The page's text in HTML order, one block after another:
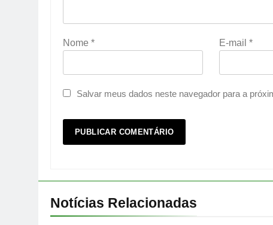
Nome * E-mail *
Salvar meus dados neste navegador para a
Notícias Relacionadas